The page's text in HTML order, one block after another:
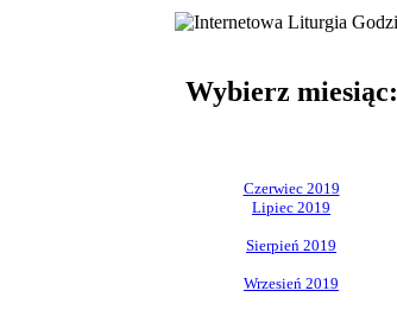
Wybierz miesiąc:
Czerwiec 2019
Lipiec 2019
Sierpień 2019
Wrzesień 2019